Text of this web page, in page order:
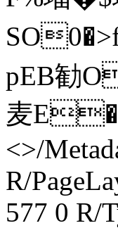
SO0�>f
pEB勧
麦
<>/
R/
577 0 R/